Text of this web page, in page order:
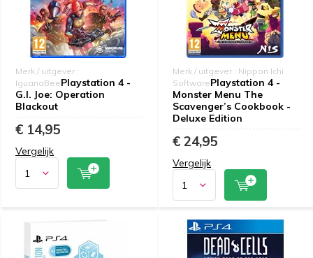
Merk / uitgever :
IguanaBeePlaystation 4 -
G.I. Joe: Operation
Blackout
€ 14,95
Vergelijk
Merk / uitgever : Nippon Ichi
SoftwarePlaystation 4 -
Monster Menu The
Scavenger’s Cookbook -
Deluxe Edition
€ 24,95
Vergelijk